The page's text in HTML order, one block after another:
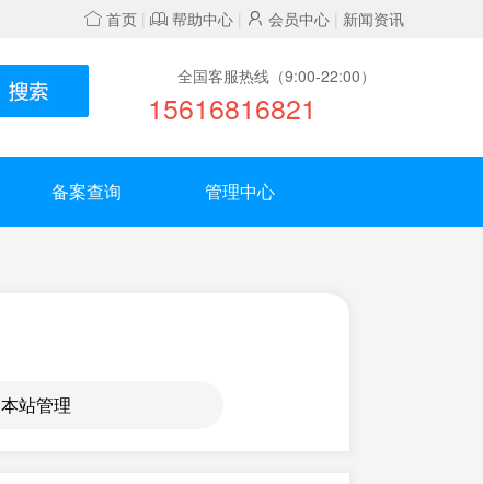
首页 | 帮助中心 | 会员中心 | 新闻资讯
全国客服热线（9:00-22:00）
15616816821
备案查询 管理中心
本站管理